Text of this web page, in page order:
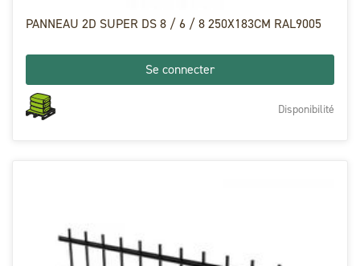
PANNEAU 2D SUPER DS 8 / 6 / 8 250X183CM RAL9005
Se connecter
Disponibilité